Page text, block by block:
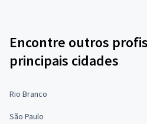
Encontre outros
principais cidades
Rio Branco
São Paulo